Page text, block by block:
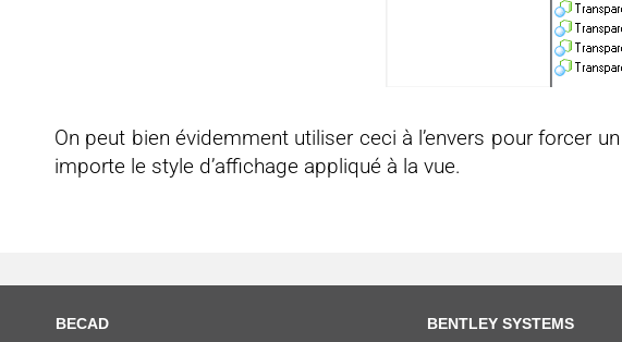
On peut bien évidemment utiliser ceci à l’envers pour forcer
importe le style d’affichage appliqué à la vue.
BECAD BENTLEY SYSTEMS